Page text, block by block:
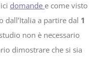
domande e come visto
dall’Italia a partire dal 1
non è necessario
dimostrare che si sia